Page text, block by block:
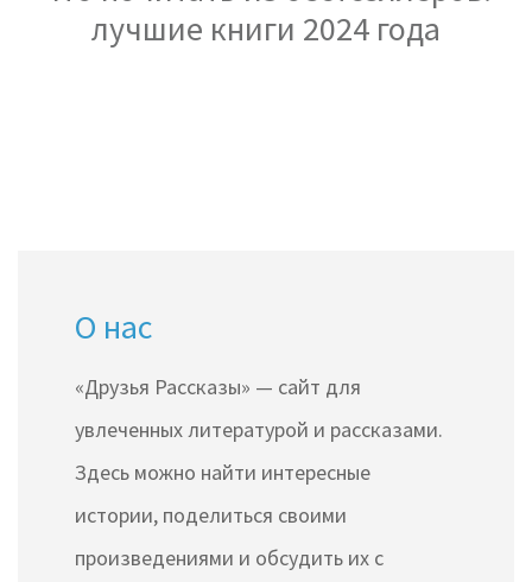
лучшие книги 2024 года
О нас
«Друзья Рассказы» — сайт для
увлеченных литературой и рассказами.
Здесь можно найти интересные
истории, поделиться своими
произведениями и обсудить их с